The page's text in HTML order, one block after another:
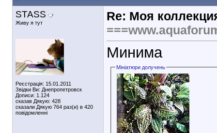
STASS
Живу я тут
Реєстрація: 15.01.2011
Звідки Ви: Днепропетровск
Дописи: 1.124
сказав Дякую: 428
сказали Дякую 764 раз(и) в 420
повідомленні
Re: Моя
Минима
Мініатюри долучень